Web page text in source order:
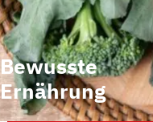
Bewusste
Ernährung